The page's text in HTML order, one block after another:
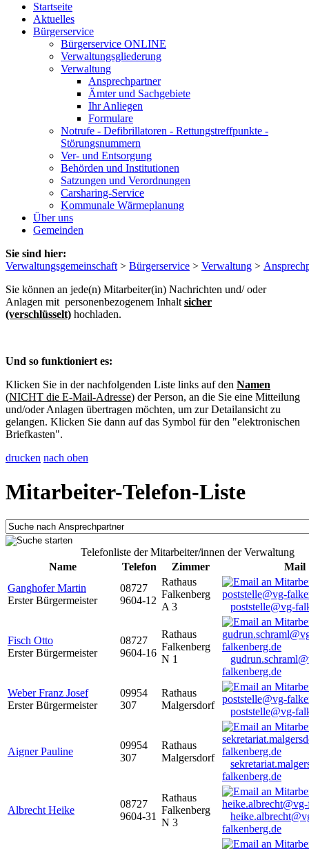
Startseite
Aktuelles
Bürgerservice
Bürgerservice ONLINE
Verwaltungsgliederung
Verwaltung
Ansprechpartner
Ämter und Sachgebiete
Ihr Anliegen
Formulare
Notrufe - Defibrillatoren - Rettungstreffpunkte -
Störungsnummern
Ver- und Entsorgung
Behörden und Institutionen
Satzungen und Verordnungen
Carsharing-Service
Kommunale Wärmeplanung
Über uns
Gemeinden
Sie sind hier:
Verwaltungsgemeinschaft > Bürgerservice > Verwaltung >
Sie können an jede(n) Mitarbeiter(in) Nachrichten und/ oder
Anlagen mit personenbezogenem Inhalt sicher
(verschlüsselt) hochladen.
Und so funktioniert es:
Klicken Sie in der nachfolgenden Liste links auf den Namen
(NICHT die E-Mail-Adresse) der Person, an die Sie eine Mitteilung
und/oder Anlagen übertragen möchten, um zur Detailansicht zu
gelangen. Klicken Sie dann auf das Symbol für den "elektronischen
Briefkasten".
drucken nach oben
Mitarbeiter-Telefon-Liste
Telefonliste der Mitarbeiter/innen der Verwaltung
Name
Telefon Zimmer
Mail
Ganghofer Martin
Erster Bürgermeister
08727
9604-12
Rathaus
Falkenberg
A 3
poststelle@vg-
Fisch Otto
Erster Bürgermeister
08727
9604-16
Rathaus
Falkenberg
N 1
falkenberg.de
Weber Franz Josef
Erster Bürgermeister
09954
307
Rathaus
Malgersdorf
poststelle@vg-
Aigner Pauline
09954
307
Rathaus
Malgersdorf
falkenberg.de
Albrecht Heike
08727
9604-31
Rathaus
Falkenberg
N 3
falkenberg.de